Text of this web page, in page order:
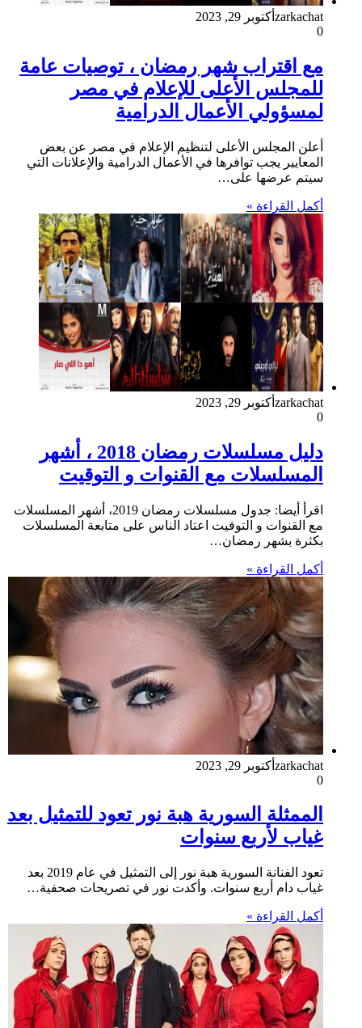
zarkachat أكتوبر 29, 2023
0
مع اقتراب شهر رمضان ، توصيات عامة
للمجلس الأعلى للإعلام في مصر
لمسؤولي الأعمال الدرامية
أعلن المجلس الأعلى لتنظيم الإعلام في مصر عن بعض
المعايير يجب توافرها في الأعمال الدرامية والإعلانات التي
سيتم عرضها على…
أكمل القراءة »
zarkachat أكتوبر 29, 2023
0
دليل مسلسلات رمضان 2018 ، أشهر
المسلسلات مع القنوات و التوقيت
اقرأ أيضا: جدول مسلسلات رمضان 2019، أشهر المسلسلات
مع القنوات و التوقيت اعتاد الناس على متابعة المسلسلات
بكثرة بشهر رمضان…
أكمل القراءة »
zarkachat أكتوبر 29, 2023
0
الممثلة السورية هبة نور تعود للتمثيل بعد
غياب لأربع سنوات
تعود الفنانة السورية هبة نور إلى التمثيل في عام 2019 بعد
غياب دام أربع سنوات. وأكدت نور في تصريحات صحفية…
أكمل القراءة »